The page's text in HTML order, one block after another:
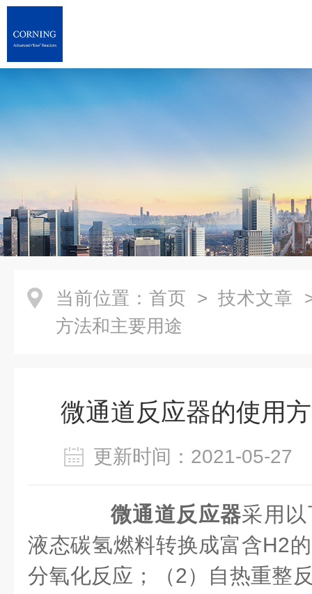
当前位置： 首页 > 技术文章
方法和主要用途
微通道反应器的使用
更新时间：2021-05-
微通道反应器采用
液态碳氢燃料转换成富含H2
分氧化反应；（2）自热重整